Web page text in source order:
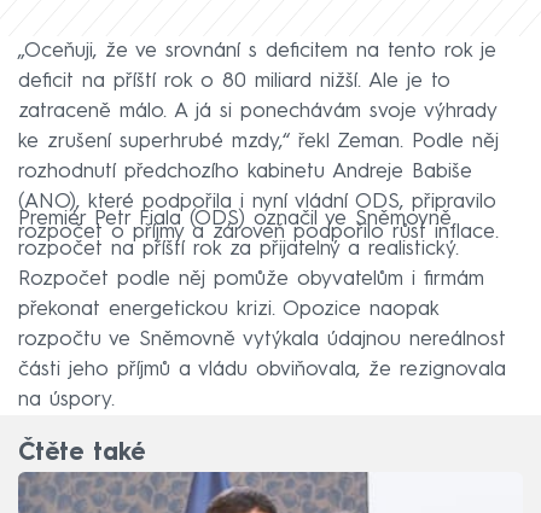
„Oceňuji, že ve srovnání s deficitem na tento rok je
deficit na příští rok o 80 miliard nižší. Ale je to
zatraceně málo. A já si ponechávám svoje výhrady
ke zrušení superhrubé mzdy,“ řekl Zeman. Podle něj
rozhodnutí předchozího kabinetu Andreje Babiše
(ANO), které podpořila i nyní vládní ODS, připravilo
rozpočet o příjmy a zároveň podpořilo růst inflace.
Premiér Petr Fiala (ODS) označil ve Sněmovně
rozpočet na příští rok za přijatelný a realistický.
Rozpočet podle něj pomůže obyvatelům i firmám
překonat energetickou krizi. Opozice naopak
rozpočtu ve Sněmovně vytýkala údajnou nereálnost
části jeho příjmů a vládu obviňovala, že rezignovala
na úspory.
Čtěte také